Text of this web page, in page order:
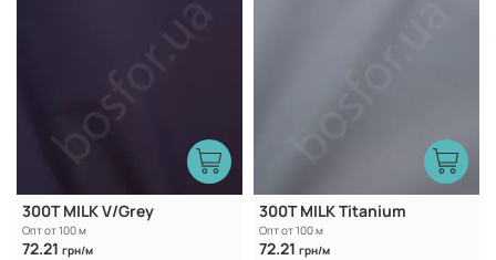
300T MILK V/Grey
Опт от 100 м
72.21 грн/м
300T MILK Titanium
Опт от 100 м
72.21 грн/м